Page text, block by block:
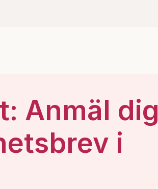
Anmäl dig
i